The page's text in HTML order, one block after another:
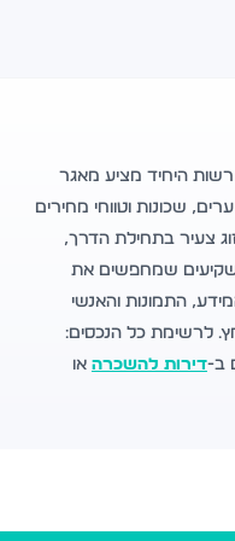
היחיד מציע מאגר
שכונות וטווחי מחירים
צעיר בתחילת הדרך,
שמחפשים את
התמונות והאנשי
לרשימת כל הנכסים:
ב-דירות להשכרה או